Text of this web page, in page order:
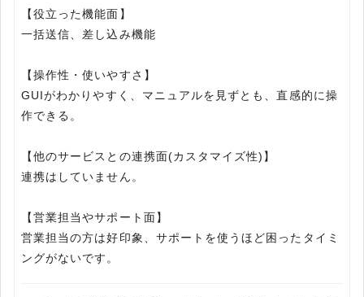
【役立った機能面】
一括送信、差し込み機能
【操作性・使いやすさ】
GUIがわかりやすく、マニュアルを見ずとも、直感的に操
作できる。
【他のサービスとの連携面(カスタマイズ性)】
連携はしていません。
【営業担当やサポート面】
営業担当の方は好印象、サポートを使うほど困ったタイミ
ングがないです。